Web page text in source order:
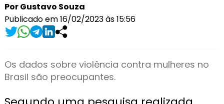
Por Gustavo Souza
Publicado em 16/02/2023 às 15:56
Os dados sobre violência contra mulheres no
Brasil são preocupantes.